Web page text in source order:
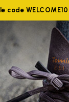
WELCOME10